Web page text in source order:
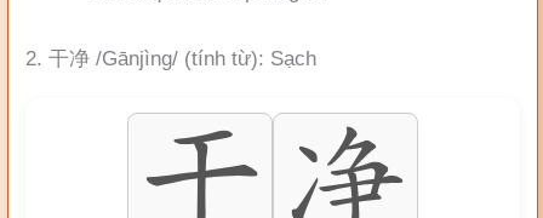
2. 干净 /Gānjìng/ (tính từ): Sạch